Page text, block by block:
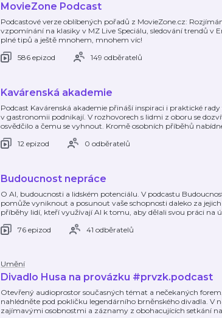
MovieZone Podcast
Podcastové verze oblíbených pořadů z MovieZone.cz:
vzpomínání na klasiky v MZ Live Speciálu, sledování trendů v
plné tipů a ještě mnohem, mnohem víc!
586 epizod
149 odběratelů
Kavárenská akademie
Podcast Kavárenská akademie přináší inspiraci i praktické
v gastronomii podnikají. V rozhovorech s lidmi z oboru se
osvědčilo a čemu se vyhnout. Kromě osobních příběhů
12 epizod
0 odběratelů
Budoucnost nepráce
O AI, budoucnosti a lidském potenciálu. V podcastu
pomůže vyniknout a posunout vaše schopnosti daleko za
příběhy lidí, kteří využívají AI k tomu, aby dělali svou práci na
76 epizod
41 odběratelů
Umění
Divadlo Husa na provázku #prvzk.podcast
Otevřený audioprostor současných témat a nečekaných
nahlédněte pod pokličku legendárního brněnského divadla. V
zajímavými osobnostmi a záznamy z obohacujících setkání